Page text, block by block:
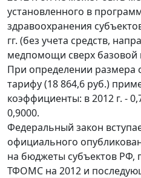
установленного в
здравоохранения
гг. (без учета средств,
медпомощи сверх
При определении размера
тарифу (18 864,6 руб.)
коэффициенты: в 2012 г. -
0,9000.
Федеральный закон
официального
на бюджеты субъектов
ТФОМС на 2012 и